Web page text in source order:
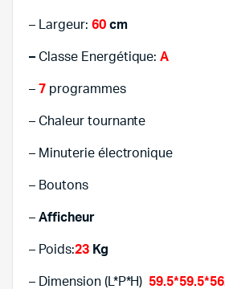
– Largeur: 60cm
– Classe Energétique:A
– 7programmes
– Chaleur tournante
– Minuterie électronique
– Boutons
– Afficheur
– Poids:23Kg
– Dimension (L*P*H)